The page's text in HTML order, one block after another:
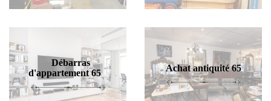
Débarras
d'appartement 65
Achat antiquité 65